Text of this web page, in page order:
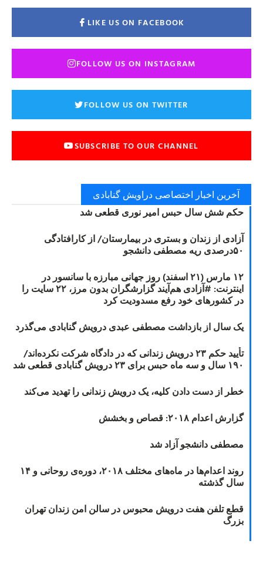
LIKE US ON FACEBOOK
FOLLOW US ON INSTAGRAM
FOLLOW US ON TWITTER
SUBSCRIBE TO OUR CHANNEL
آخرین اخبار اختصاصی دراویش گنابادی
حکم شش سال حبس امیر نوری قطعی شد
آزادی از زندان و بستری در بیمارستان/ از کارافتادگی
۵۰درصدی ریه مصطفی دانشجو
۱۲ مارس (۲۱ اسفند) روز جهانی مبارزه با سانسور در
اینترنت: #آزادی هم‌آیند گزارشگران‌ بدون مرز، ۲۲ سایت را
در کشورهای خود رفع مسدودیت کرد
یک سال از بازداشت مصطفی عبدی درویش گنابادی می‌گذرد
تأیید حکم ۲۳ درویش زندانی که در دادگاه شرکت نکرده‌اند/
۱۹۰ سال و سه ماه حبس برای ۲۳ درویش گنابادی قطعی شد
خطر از دست دادن کلیه، یک درویش زندانی را تهدید می‌کند
گزارش اعدام ۲۰۱۸: قصاص و بخشش
مصطفی دانشجو آزاد شد
روند اعدام‌ها در ماه‌های مختلف ۲۰۱۸، دوره‌ی روحانی و ۱۴
سال گذشته
قطع تلفن هفت درویش محبوس در سالن امن زندان تهران
بزرگ